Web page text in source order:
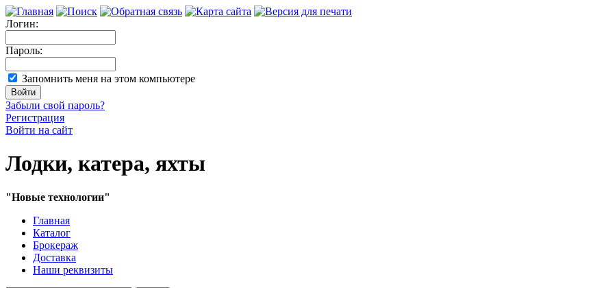
Логин:
Пароль:
Запомнить меня на этом компьютере
Забыли свой пароль?
Регистрация
Войти на сайт
Лодки, катера, яхты
"Новые технологии"
Главная
Каталог
Брокераж
Доставка
Наши реквизиты